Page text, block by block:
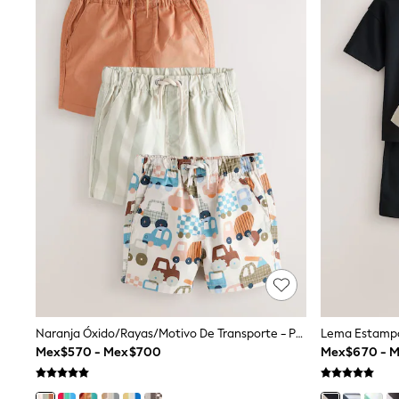
T-Shirts & Polo Shirts
Jackets
Joggers & Shorts
Shirts
BABY
New In
New In: NEXT
0-3 Months
3-6 Months
6-9 Months
9-12 Months
12-18 Months
18-24 Months
All Maternity
All Clothing
Cardigans & Knitwear
Dresses
Dungarees
Leggings
Occasionwear
Sets & Outfits
Naranja Óxido/rayas/motivo De Transporte - Pantalones Cortos Sin Cierre 3 Pack (3meses -7años)
Mex$570 - Mex$700
Mex$670 -